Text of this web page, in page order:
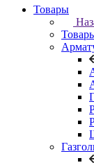
Товары